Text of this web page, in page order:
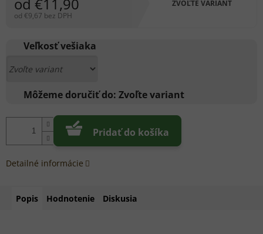
od €11,90
od €9,67 bez DPH
cena:
ZVOĽTE VARIANT
Veľkosť vešiaka
Môžeme doručiť do: Zvoľte variant
Pridať do košíka
Detailné informácie
Popis Hodnotenie Diskusia